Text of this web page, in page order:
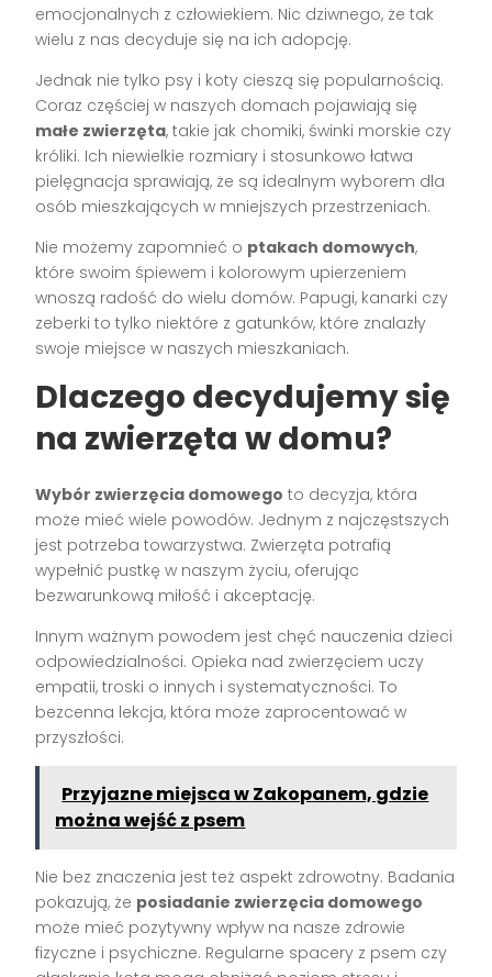
emocjonalnych z człowiekiem. Nic dziwnego, że tak
wielu z nas decyduje się na ich adopcję.
Jednak nie tylko psy i koty cieszą się popularnością.
Coraz częściej w naszych domach pojawiają się
małe zwierzęta, takie jak chomiki, świnki morskie czy
króliki. Ich niewielkie rozmiary i stosunkowo łatwa
pielęgnacja sprawiają, że są idealnym wyborem dla
osób mieszkających w mniejszych przestrzeniach.
Nie możemy zapomnieć o ptakach domowych,
które swoim śpiewem i kolorowym upierzeniem
wnoszą radość do wielu domów. Papugi, kanarki czy
zeberki to tylko niektóre z gatunków, które znalazły
swoje miejsce w naszych mieszkaniach.
Dlaczego decydujemy się
na zwierzęta w domu?
Wybór zwierzęcia domowego to decyzja, która
może mieć wiele powodów. Jednym z najczęstszych
jest potrzeba towarzystwa. Zwierzęta potrafią
wypełnić pustkę w naszym życiu, oferując
bezwarunkową miłość i akceptację.
Innym ważnym powodem jest chęć nauczenia dzieci
odpowiedzialności. Opieka nad zwierzęciem uczy
empatii, troski o innych i systematyczności. To
bezcenna lekcja, która może zaprocentować w
przyszłości.
Przyjazne miejsca w Zakopanem, gdzie
można wejść z psem
Nie bez znaczenia jest też aspekt zdrowotny. Badania
pokazują, że posiadanie zwierzęcia domowego
może mieć pozytywny wpływ na nasze zdrowie
fizyczne i psychiczne. Regularne spacery z psem czy